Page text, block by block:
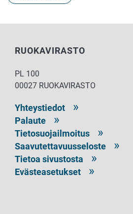
RUOKAVIRASTO
PL 100
00027 RUOKAVIRASTO
Yhteystiedot
Palaute
Tietosuojailmoitus
Saavutettavuusseloste
Tietoa sivustosta
Evästeasetukset